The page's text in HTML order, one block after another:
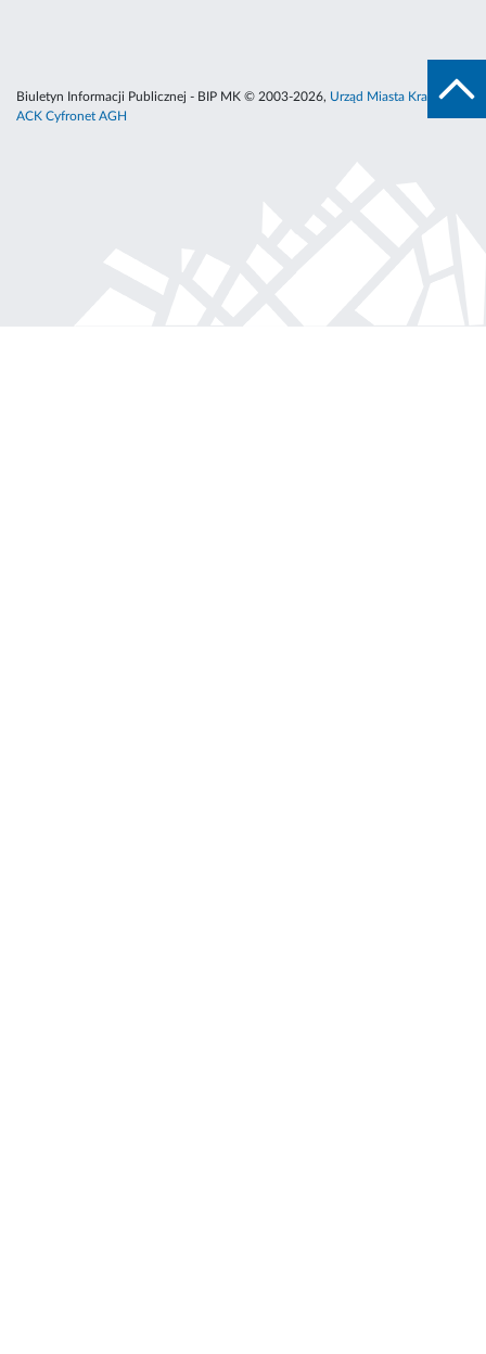
Biuletyn Informacji Publicznej - BIP MK © 2003-2026, Urząd Miasta Krakowa
ACK Cyfronet AGH